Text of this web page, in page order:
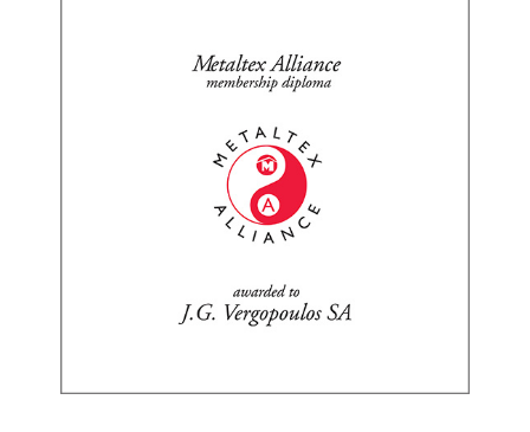
Metaltex Alliance,
willkommen Griechenland